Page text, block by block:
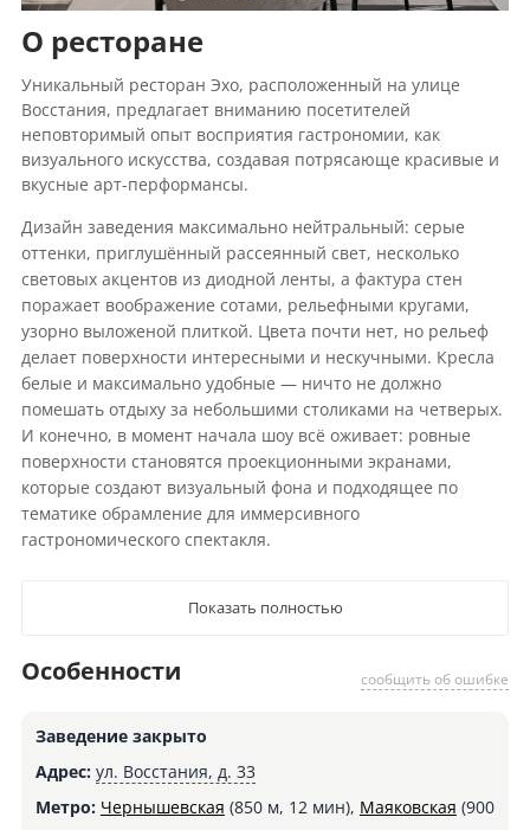
О ресторане
Уникальный ресторан Эхо, расположенный на улице
Восстания, предлагает вниманию посетителей
неповторимый опыт восприятия гастрономии, как
визуального искусства, создавая потрясающе красивые и
вкусные арт-перформансы.
Дизайн заведения максимально нейтральный: серые
оттенки, приглушённый рассеянный свет, несколько
световых акцентов из диодной ленты, а фактура стен
поражает воображение сотами, рельефными кругами,
узорно выложеной плиткой. Цвета почти нет, но рельеф
делает поверхности интересными и нескучными. Кресла
белые и максимально удобные — ничто не должно
помешать отдыху за небольшими столиками на четверых.
И конечно, в момент начала шоу всё оживает: ровные
поверхности становятся проекционными экранами,
которые создают визуальный фона и подходящее по
тематике обрамление для иммерсивного
гастрономического спектакля.
Показать полностью
сообщить об ошибке
Особенности
Заведение закрыто
Адрес: ул. Восстания, д. 33
Метро: Чернышевская (850 м, 12 мин), Маяковская (900